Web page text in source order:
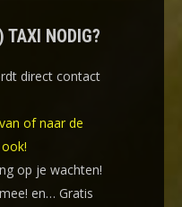
TAXI NODIG?
direct contact
of naar de
op je wachten!
en… Gratis